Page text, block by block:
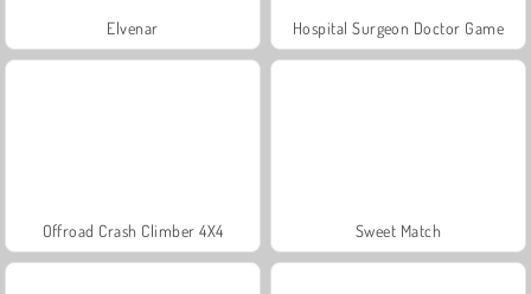
Elvenar Hospital Surgeon Doctor Game
Offroad Crash Climber 4X4 Sweet Match